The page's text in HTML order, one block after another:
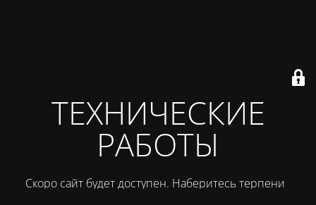
ТЕХНИЧЕСКИЕ
РАБОТЫ
Скоро сайт будет доступен. Наберитесь терпения